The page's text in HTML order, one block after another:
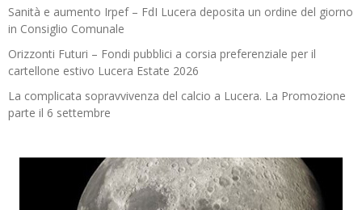
Sanità e aumento Irpef – FdI Lucera deposita un ordine del giorno
in Consiglio Comunale
Orizzonti Futuri – Fondi pubblici a corsia preferenziale per il
cartellone estivo Lucera Estate 2026
La complicata sopravvivenza del calcio a Lucera. La Promozione
parte il 6 settembre